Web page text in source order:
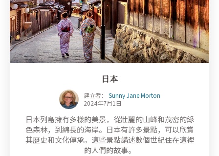
日本
建立者： Sunny Jane Morton
2024年7月1日
日本列島擁有多樣的美景，從壯麗的山峰和茂密的綠
色森林，到綿長的海岸。日本有許多景點，可以欣賞
其歷史和文化傳承。這些景點講述數個世紀住在這裡
的人們的故事。